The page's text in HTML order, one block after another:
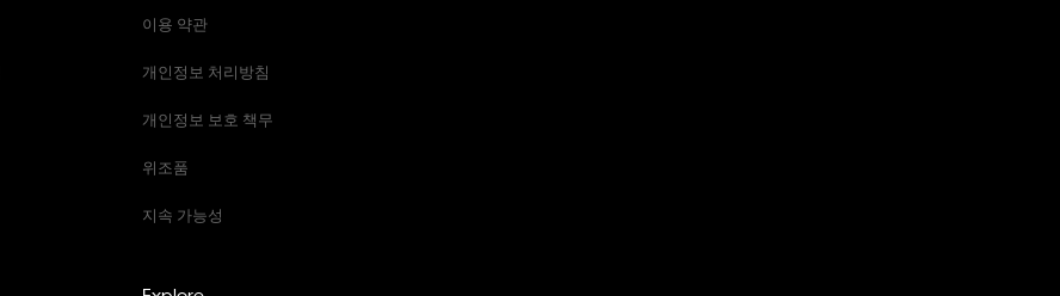
이용 약관
개인정보 처리방침
개인정보 보호 책무
위조품
지속 가능성